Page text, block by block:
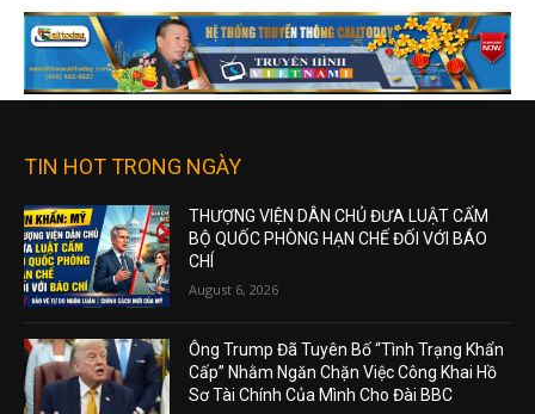
TIN HOT TRONG NGÀY
THƯỢNG VIỆN DÂN CHỦ ĐƯA LUẬT CẤM
BỘ QUỐC PHÒNG HẠN CHẾ ĐỐI VỚI BÁO
CHÍ
August 6, 2026
Ông Trump Đã Tuyên Bố “Tình Trạng Khẩn
Cấp” Nhằm Ngăn Chặn Việc Công Khai Hồ
Sơ Tài Chính Của Mình Cho Đài BBC